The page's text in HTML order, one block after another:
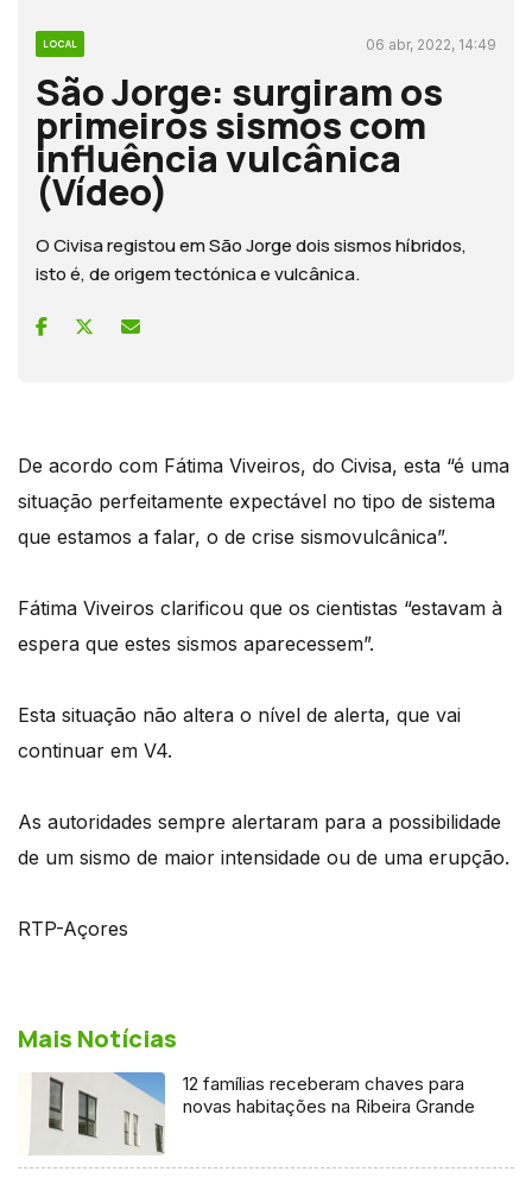
LOCAL 06 abr, 2022, 14:49
São Jorge: surgiram os
primeiros sismos com
influência vulcânica
(Vídeo)
O Civisa registou em São Jorge dois sismos híbridos,
isto é, de origem tectónica e vulcânica.
De acordo com Fátima Viveiros, do Civisa, esta “é uma
situação perfeitamente expectável no tipo de sistema
que estamos a falar, o de crise sismovulcânica”.
Fátima Viveiros clarificou que os cientistas “estavam à
espera que estes sismos aparecessem”.
Esta situação não altera o nível de alerta, que vai
continuar em V4.
As autoridades sempre alertaram para a possibilidade
de um sismo de maior intensidade ou de uma erupção.
RTP-Açores
Mais Notícias
12 famílias receberam chaves para
novas habitações na Ribeira Grande